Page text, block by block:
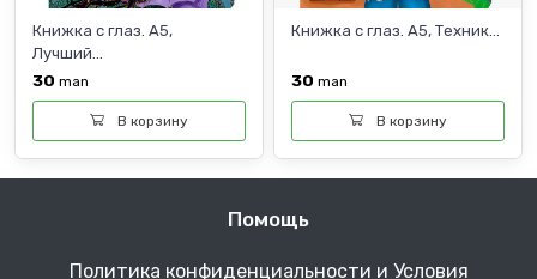
Книжка с глаз. А5,
Лучший...
30 man
В корзину
Книжка с глаз. А5, Техник...
30 man
В корзину
Помощь
Политика конфиденциальности и Условия